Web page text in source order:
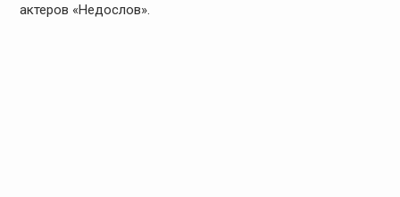
актеров «Недослов».